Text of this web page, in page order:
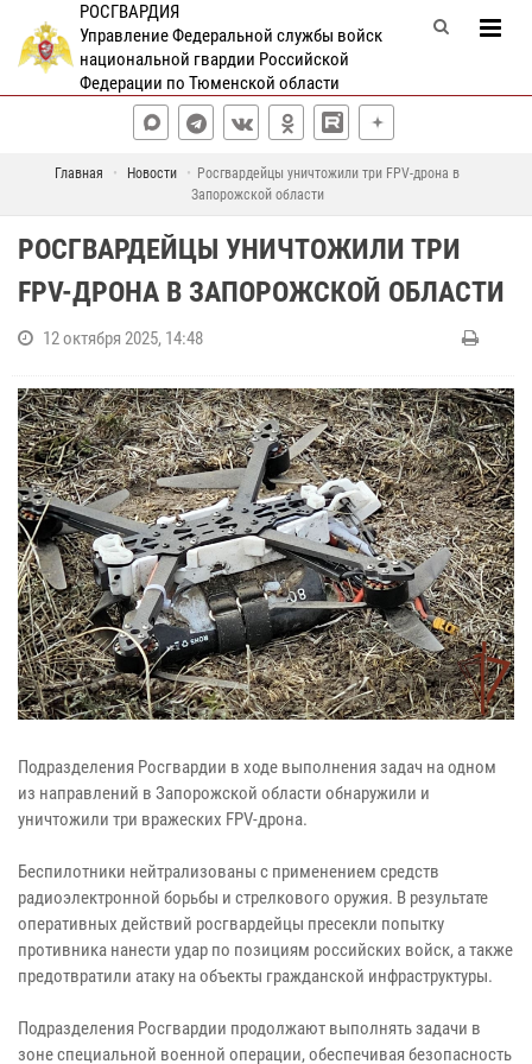
РОСГВАРДИЯ
Управление Федеральной службы войск
национальной гвардии Российской
Федерации по Тюменской области
Главная Новости
Росгвардейцы уничтожили три FPV-дрона в
Запорожской области
РОСГВАРДЕЙЦЫ УНИЧТОЖИЛИ ТРИ
FPV-ДРОНА В ЗАПОРОЖСКОЙ ОБЛАСТИ
12 октября 2025, 14:48
Подразделения Росгвардии в ходе выполнения задач на одном
из направлений в Запорожской области обнаружили и
уничтожили три вражеских FPV-дрона.
Беспилотники нейтрализованы с применением средств
радиоэлектронной борьбы и стрелкового оружия. В результате
оперативных действий росгвардейцы пресекли попытку
противника нанести удар по позициям российских войск, а также
предотвратили атаку на объекты гражданской инфраструктуры.
Подразделения Росгвардии продолжают выполнять задачи в
зоне специальной военной операции, обеспечивая безопасность